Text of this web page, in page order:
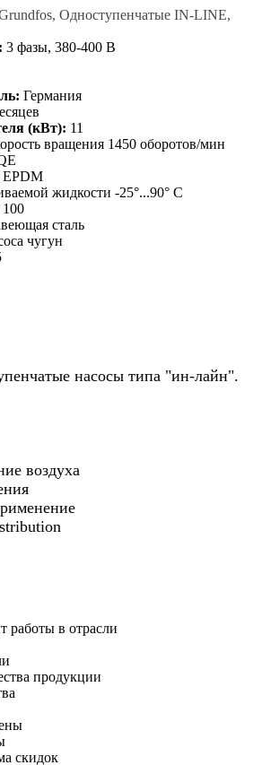
Одноступенчатые IN-LINE,
3 фазы, 380-400 В
Германия
(кВт): 11
вращения 1450 оборотов/мин
EPDM
жидкости -25°...90° C
сталь
чугун
насосы типа "ин-лайн".
воздуха